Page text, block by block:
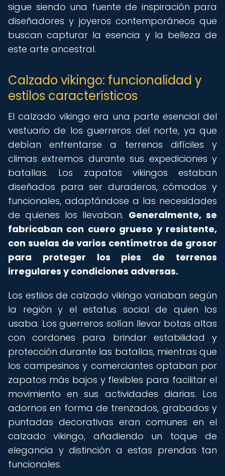
sigue siendo una fuente de inspiración para
diseñadores y joyeros contemporáneos que
buscan capturar la esencia y la belleza de
este arte ancestral.
Calzado vikingo: funcionalidad y
estilos característicos
El calzado vikingo era una parte esencial del
vestuario de los guerreros del norte, ya que
debían enfrentarse a terrenos difíciles y
climas extremos durante sus expediciones y
batallas. Los zapatos vikingos estaban
diseñados para ser duraderos, cómodos y
funcionales, adaptándose a las necesidades
de quienes los llevaban. Generalmente, se
fabricaban con cuero grueso y resistente,
con suelas de varios centímetros de grosor
para proteger los pies de terrenos
irregulares y condiciones adversas.
Los estilos de calzado vikingo variaban según
la región y el estatus social de quien los
usaba. Los guerreros solían llevar botas altas
con cordones para brindar estabilidad y
protección durante las batallas, mientras que
los campesinos y comerciantes optaban por
zapatos más bajos y flexibles para facilitar el
movimiento en sus actividades diarias. Los
adornos en forma de trenzados, grabados y
puntadas decorativas eran comunes en el
calzado vikingo, añadiendo un toque de
elegancia y distinción a estas prendas tan
funcionales.